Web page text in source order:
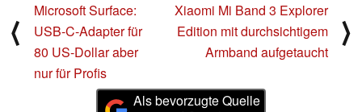
⟨
Microsoft Surface:
USB-C-Adapter für
80 US-Dollar aber
nur für Profis
Xiaomi Mi Band 3 Explorer
Edition mit durchsichtigem
Armband aufgetaucht
⟩
Als bevorzugte Quelle